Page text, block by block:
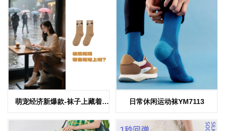
高端袜品赛道
萌宠经济新爆款-袜子上藏着
会“招财”的小毛球 每一步都踩中
日常休闲运动袜YM7113